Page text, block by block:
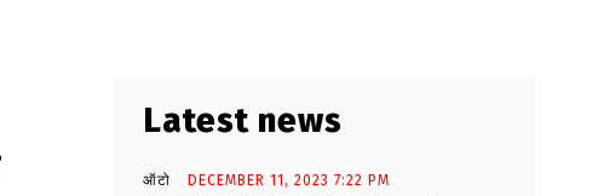
Latest news
ऑटो DECEMBER 11, 2023 7:22 PM